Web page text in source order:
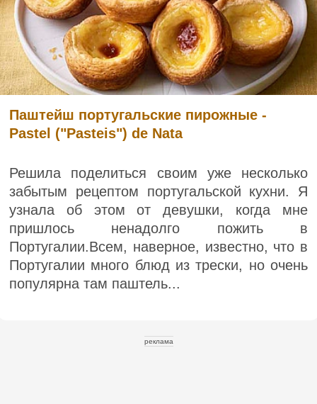
Паштейш португальские пирожные -
Pastel ("Pasteis") de Nata
Решила поделиться своим уже несколько
забытым рецептом португальской кухни. Я
узнала об этом от девушки, когда мне
пришлось ненадолго пожить в
Португалии.Всем, наверное, известно, что в
Португалии много блюд из трески, но очень
популярна там паштель...
реклама